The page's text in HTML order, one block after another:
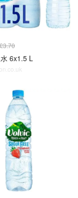
£3.70
6x1.5 L